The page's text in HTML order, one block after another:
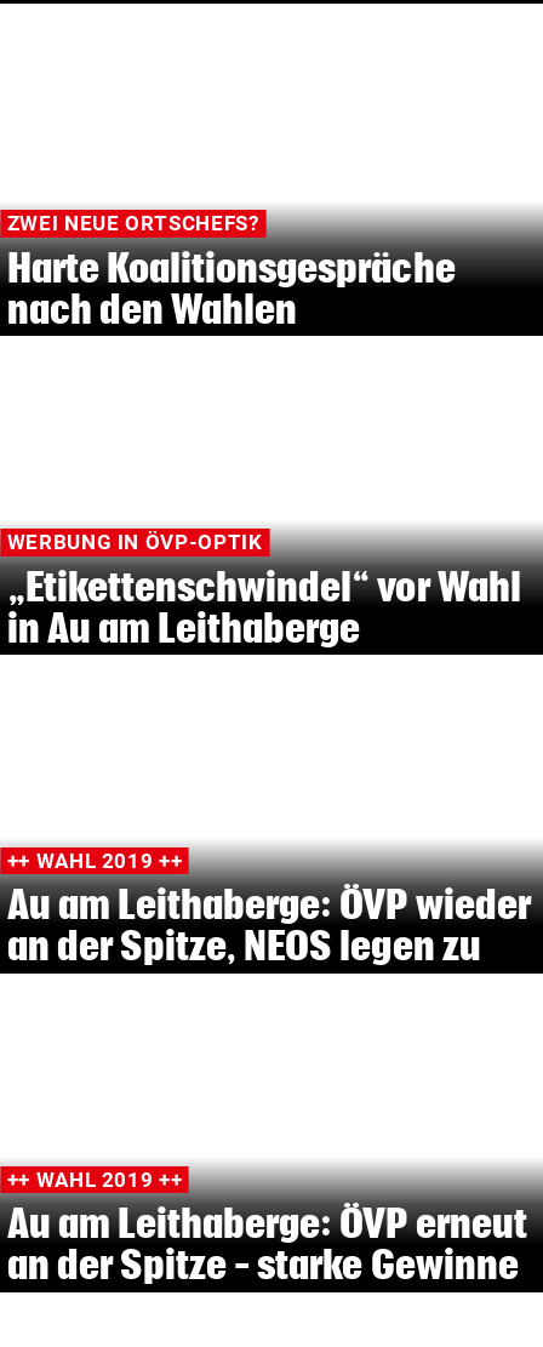
ZWEI NEUE ORTSCHEFS?
Harte Koalitionsgespräche
nach den Wahlen
WERBUNG IN ÖVP-OPTIK
„Etikettenschwindel“ vor Wahl
in Au am Leithaberge
++ WAHL 2019 ++
Au am Leithaberge: ÖVP wieder
an der Spitze, NEOS legen zu
++ WAHL 2019 ++
Au am Leithaberge: ÖVP erneut
an der Spitze – starke Gewinne